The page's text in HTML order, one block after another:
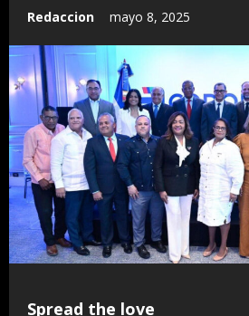
Redaccion mayo 8, 2025
Spread the love